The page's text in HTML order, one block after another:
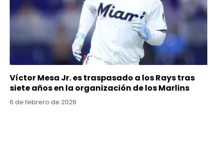
Víctor Mesa Jr. es traspasado a los Rays tras
siete años en la organización de los Marlins
6 de febrero de 2026